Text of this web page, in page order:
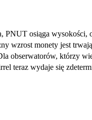
PNUT osiąga
wzrost monety jest
obserwatorów, którzy
teraz wydaje się